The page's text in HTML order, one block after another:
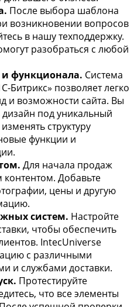
После выбора шаблона
возникновении вопросов
в нашу техподдержку.
разобраться с любой
функционала. Система
Битрикс» позволяет легко
и возможности сайта. Вы
под уникальный
структуру
функции и
Для начала продаж
контентом. Добавьте
цены и другую
систем. Настройте
чтобы обеспечить
IntecUniverse
с различными
и службами доставки.
Протестируйте
что все элементы